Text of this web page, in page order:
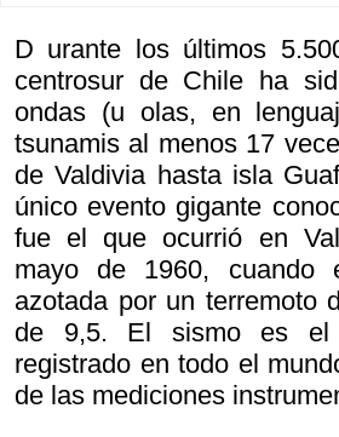
D urante los últimos
centrosur de Chile ha
ondas (u olas, en
tsunamis al menos 17
de Valdivia hasta isla
único evento gigante
fue el que ocurrió en
mayo de 1960, cuando
azotada por un terremoto
de 9,5. El sismo es el
registrado en todo el
de las mediciones